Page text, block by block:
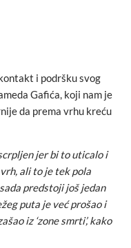
i podršku svog
Gafića, koji nam je
da prema vrhu kreću
jer bi to uticalo i
ali to je tek pola
predstoji još jedan
puta je već prošao i
iz ‘zone smrti’, kako